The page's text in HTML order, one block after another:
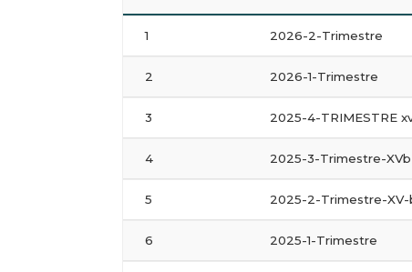
1 2026-2-Trimestre
2 2026-1-Trimestre
3 2025-4-TRIMESTRE
4 2025-3-Trimestre-XVb
5 2025-2-Trimestre-XV-
6 2025-1-Trimestre